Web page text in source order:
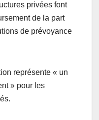
privées font
de la part
de prévoyance
représente « un
» pour les